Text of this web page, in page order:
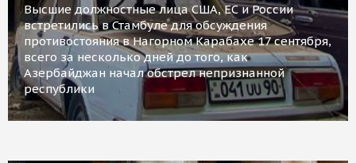
Высшие должностные лица США, ЕС и России
встретились в Стамбуле для обсуждения
противостояния в Нагорном Карабахе 17 сентября,
всего за несколько дней до того, как
Азербайджан начал обстрел непризнанной
республики